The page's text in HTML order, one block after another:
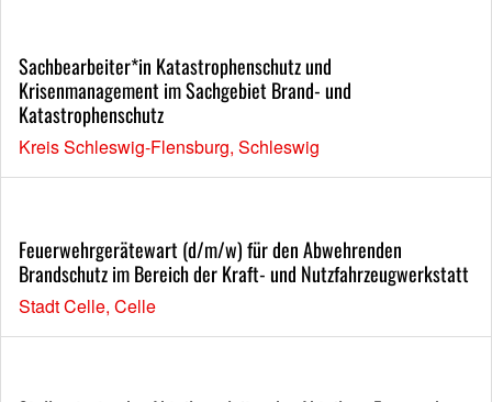
Sachbearbeiter*in Katastrophenschutz und
Krisenmanagement im Sachgebiet Brand- und
Katastrophenschutz
Kreis Schleswig-Flensburg, Schleswig
Feuerwehrgerätewart (d/m/w) für den Abwehrenden
Brandschutz im Bereich der Kraft- und Nutzfahrzeugwerkstatt
Stadt Celle, Celle